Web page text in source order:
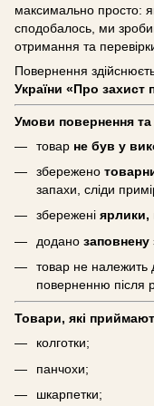
максимально просто:
сподобалось, ми
отримання та
Повернення
України «Про захист
Умови повернення та
товар не був у
збережено
запахи, сліди
збережені ярлики,
додано заповнену
товар не належить
поверненню після
Товари, які
колготки;
панчохи;
шкарпетки;